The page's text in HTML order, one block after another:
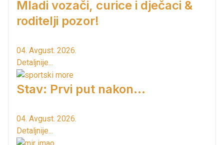
Mladi vozači, curice i dječaci &
roditelji pozor!
04. Avgust. 2026.
Detaljnije...
Stav: Prvi put nakon…
04. Avgust. 2026.
Detaljnije...